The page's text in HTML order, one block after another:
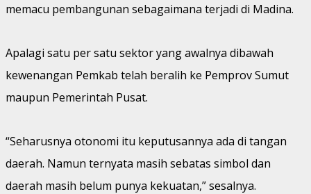
memacu pembangunan sebagaimana terjadi di Madina.
Apalagi satu per satu sektor yang awalnya dibawah
kewenangan Pemkab telah beralih ke Pemprov Sumut
maupun Pemerintah Pusat.
“Seharusnya otonomi itu keputusannya ada di tangan
daerah. Namun ternyata masih sebatas simbol dan
daerah masih belum punya kekuatan,” sesalnya.